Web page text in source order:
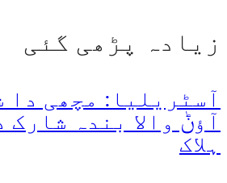
زیادہ پڑھی گئی
آسٹریلیا: مچھی دا
آؤݨ والا بندہ
ہلاک